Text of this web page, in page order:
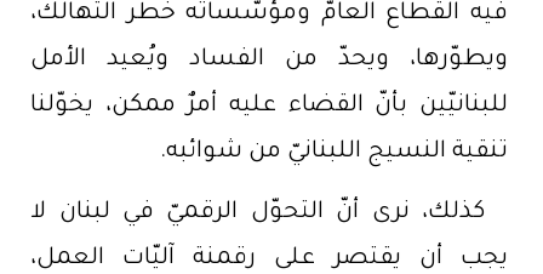
فيه القطاع العامّ ومؤسَّساته خطر التهالك،
ويطوّرها، ويحدّ من الفساد ويُعيد الأمل
للبنانيّين بأنّ القضاء عليه أمرٌ ممكن، يخوّلنا
تنقية النسيج اللبنانيّ من شوائبه.
كذلك، نرى أنّ التحوّل الرقميّ في لبنان لا
يجب أن يقتصر على رقمنة آليّات العمل،